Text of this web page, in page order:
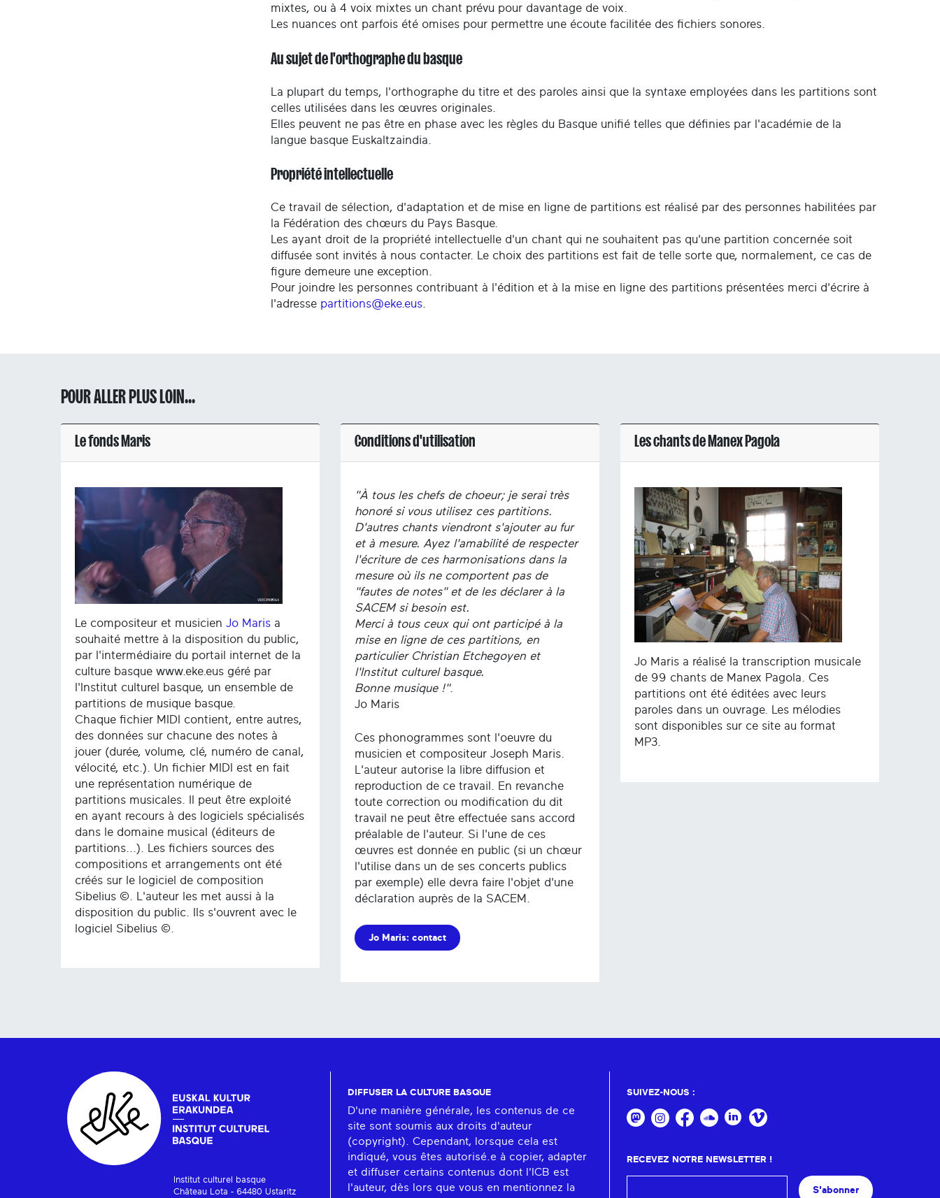
mixtes, ou à 4 voix mixtes un chant prévu pour davantage de voix.
Les nuances ont parfois été omises pour permettre une écoute facilitée des fichiers sonores.
Au sujet de l'orthographe du basque
La plupart du temps, l'orthographe du titre et des paroles ainsi que la syntaxe employées dans les partitions sont
celles utilisées dans les œuvres originales.
Elles peuvent ne pas être en phase avec les règles du Basque unifié telles que définies par l'académie de la
langue basque Euskaltzaindia.
Propriété intellectuelle
Ce travail de sélection, d'adaptation et de mise en ligne de partitions est réalisé par des personnes habilitées par
la Fédération des chœurs du Pays Basque.
Les ayant droit de la propriété intellectuelle d'un chant qui ne souhaitent pas qu'une partition concernée soit
diffusée sont invités à nous contacter. Le choix des partitions est fait de telle sorte que, normalement, ce cas de
figure demeure une exception.
Pour joindre les personnes contribuant à l'édition et à la mise en ligne des partitions présentées merci d'écrire à
l'adresse partitions@eke.eus
POUR ALLER PLUS LOIN...
Le fonds Maris
Le compositeur et musicien Jo Maris a
souhaité mettre à la disposition du public,
par l'intermédiaire du portail internet de la
culture basque www.eke.eus géré par
l'Institut culturel basque, un ensemble de
partitions de musique basque.
Chaque fichier MIDI contient, entre autres,
des données sur chacune des notes à
jouer (durée, volume, clé, numéro de canal,
vélocité, etc.). Un fichier MIDI est en fait
une représentation numérique de
partitions musicales. Il peut être exploité
en ayant recours à des logiciels spécialisés
dans le domaine musical (éditeurs de
partitions...). Les fichiers sources des
compositions et arrangements ont été
créés sur le logiciel de composition
Sibelius ©. L'auteur les met aussi à la
disposition du public. Ils s'ouvrent avec le
logiciel Sibelius ©.
Conditions d'utilisation
"À tous les chefs de choeur; je serai très
honoré si vous utilisez ces partitions.
D'autres chants viendront s'ajouter au fur
et à mesure. Ayez l'amabilité de respecter
l'écriture de ces harmonisations dans la
mesure où ils ne comportent pas de
"fautes de notes" et de les déclarer à la
SACEM si besoin est.
Merci à tous ceux qui ont participé à la
mise en ligne de ces partitions, en
particulier Christian Etchegoyen et
l'Institut culturel basque.
Bonne musique !".
Jo Maris
Ces phonogrammes sont l'oeuvre du
musicien et compositeur Joseph Maris.
L'auteur autorise la libre diffusion et
reproduction de ce travail. En revanche
toute correction ou modification du dit
travail ne peut être effectuée sans accord
préalable de l'auteur. Si l'une de ces
œuvres est donnée en public (si un chœur
l'utilise dans un de ses concerts publics
par exemple) elle devra faire l'objet d'une
déclaration auprès de la SACEM.
Jo Maris: contact
Les chants de Manex Pagola
Jo Maris a réalisé la transcription musicale
de 99 chants de Manex Pagola. Ces
partitions ont été éditées avec leurs
paroles dans un ouvrage. Les mélodies
sont disponibles sur ce site au format
MP3.
Institut culturel basque
Château Lota - 64480 Ustaritz
DIFFUSER LA CULTURE BASQUE
D'une manière générale, les contenus de ce
site sont soumis aux droits d'auteur
(copyright). Cependant, lorsque cela est
indiqué, vous êtes autorisé.e à copier, adapter
et diffuser certains contenus dont l'ICB est
l'auteur, dès lors que vous en mentionnez la
SUIVEZ-NOUS :
RECEVEZ NOTRE NEWSLETTER !
S'abonner